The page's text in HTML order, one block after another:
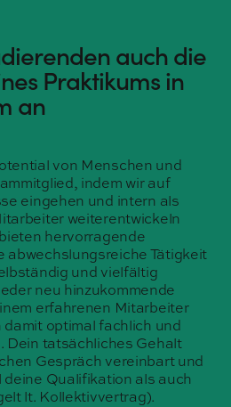
auch die
Praktikums in
an
von Menschen und
indem wir auf
eingehen und intern als
weiterentwickeln
hervorragende
abwechslungsreiche Tätigkeit
und vielfältig
neu hinzukommende
erfahrenen Mitarbeiter
optimal fachlich und
Dein tatsächliches Gehalt
Gespräch vereinbart und
Qualifikation als auch
lt. Kollektivvertrag).